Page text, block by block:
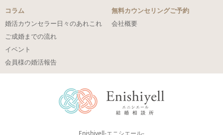
コラム
婚活カウンセラー日々のあれこれ
ご成婚までの流れ
イベント
会員様の婚活報告
無料カウンセリングご予約
会社概要
Enishiyell-エニシエール-